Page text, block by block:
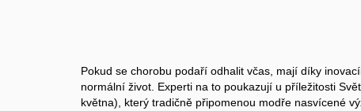
Pokud se chorobu podaří odhalit včas, mají díky
normální život. Experti na to poukazují u příležitosti
května), který tradičně připomenou modře nasvícené